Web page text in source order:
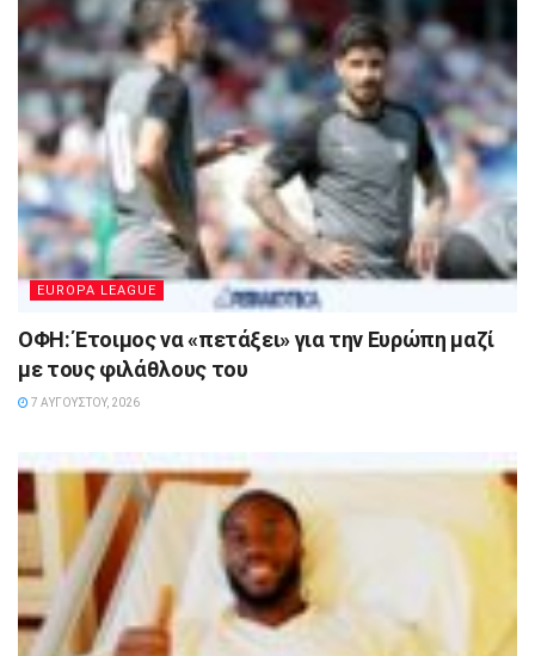
EUROPA LEAGUE
ΟΦΗ: Έτοιμος να «πετάξει» για την Ευρώπη μαζί
με τους φιλάθλους του
7 ΑΥΓΟΎΣΤΟΥ, 2026